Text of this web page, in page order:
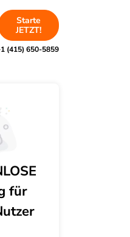
Starte
JETZT!
(415) 650-5859
für